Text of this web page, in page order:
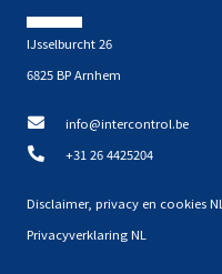
IJsselburcht 26
6825 BP Arnhem
info@intercontrol.be
+31 26 4425204
Disclaimer, privacy en cookies NL
Privacyverklaring NL